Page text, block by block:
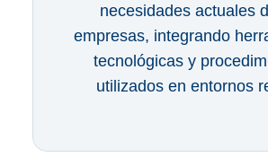
necesidades actuales
empresas, integrando
tecnológicas y
utilizados en entornos